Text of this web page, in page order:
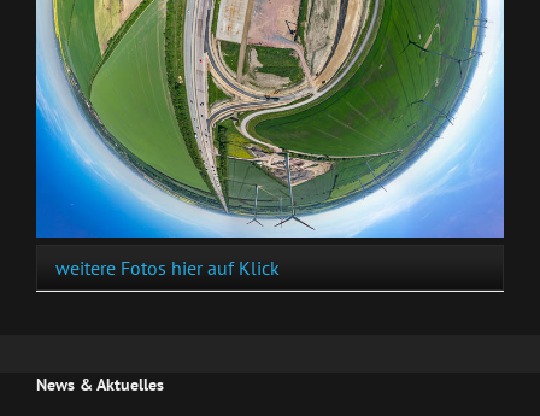
weitere Fotos hier auf Klick
News & Aktuelles